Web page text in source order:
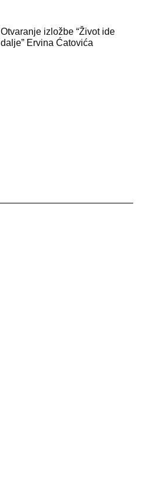
Otvaranje izložbe “Život ide
dalje” Ervina Ćatovića